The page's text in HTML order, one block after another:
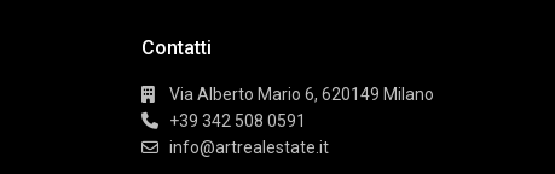
Contatti
Via Alberto Mario 6, 620149 Milano
+39 342 508 0591
info@artrealestate.it